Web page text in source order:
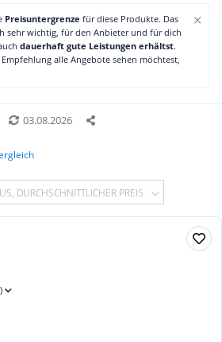
×
Preisuntergrenze für diese Produkte. Das
sehr wichtig, für den Anbieter und für dich
dauerhaft gute Leistungen erhältst.
alle Angebote sehen möchtest,
03.08.2026
DURCHSCHNITTLICHER PREIS